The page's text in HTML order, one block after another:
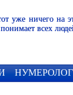
уже ничего на
всех